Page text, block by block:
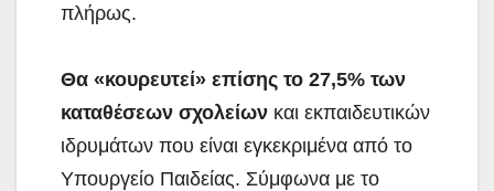
πλήρως.
Θα «κουρευτεί» επίσης το 27,5% των
καταθέσεων σχολείων και εκπαιδευτικών
ιδρυμάτων που είναι εγκεκριμένα από το
Υπουργείο Παιδείας. Σύμφωνα με το